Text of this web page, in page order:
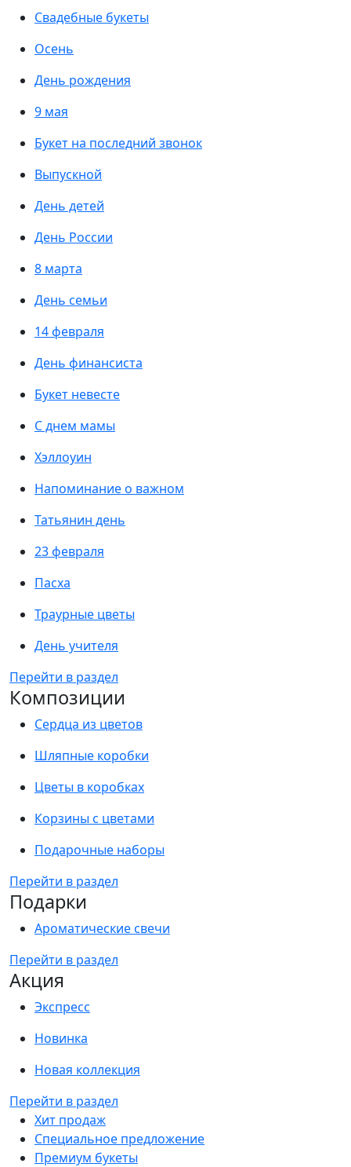
Свадебные букеты
Осень
День рождения
9 мая
Букет на последний звонок
Выпускной
День детей
День России
8 марта
День семьи
14 февраля
День финансиста
Букет невесте
С днем мамы
Хэллоуин
Напоминание о важном
Татьянин день
23 февраля
Пасха
Траурные цветы
День учителя
Перейти в раздел
Композиции
Сердца из цветов
Шляпные коробки
Цветы в коробках
Корзины с цветами
Подарочные наборы
Перейти в раздел
Подарки
Ароматические свечи
Перейти в раздел
Акция
Экспресс
Новинка
Новая коллекция
Перейти в раздел
Хит продаж
Специальное предложение
Премиум букеты